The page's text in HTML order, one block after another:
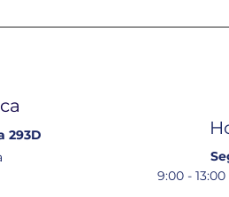
293D
9:00 -